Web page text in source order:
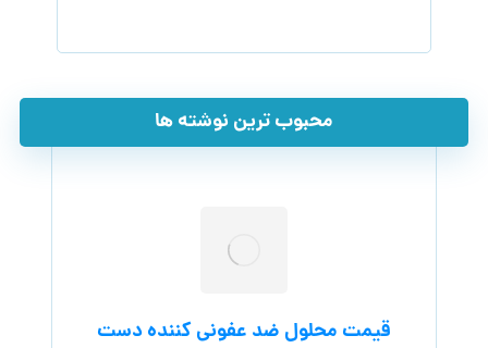
محبوب ترین نوشته ها
قیمت محلول ضد عفونی کننده دست